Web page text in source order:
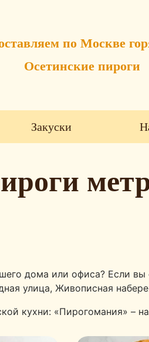
по Москве
Осетинские пироги
Закуски
дома или офиса? Если
улица, Живописная
кухни: «Пирогомания» –